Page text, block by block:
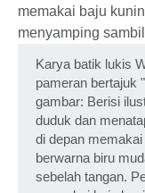
Karya batik lukis
pameran bertajuk
gambar: Berisi
duduk dan
di depan
berwarna biru
sebelah tangan.